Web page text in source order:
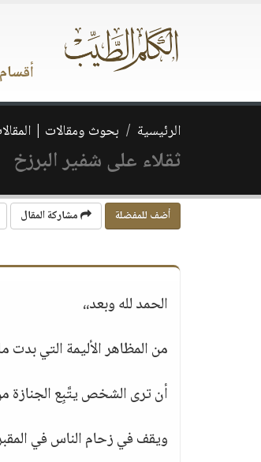
الرئيسية بحوث ومقالات |
ثقلاء على شفير البرزخ
أضف للمفضلة مشاركة المقال
الحمد لله وبعد،،
من المظاهر الأليمة التي
أن ترى الشخص يتَّبِع الجنازة
ويقف في زحام الناس في